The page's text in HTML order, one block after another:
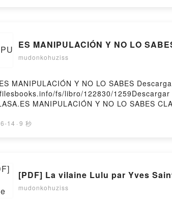
ES MANIPULACIÓN Y NO LO
mudonkohuziss
MANIPULACIÓN Y NO LO SABES
fs/libro/122830/
MANIPULACIÓN Y NO LO SABES
Y NO LO SABES CLAUDIA
14 · 9 秒
[PDF] La vilaine Lulu par Yves
mudonkohuziss